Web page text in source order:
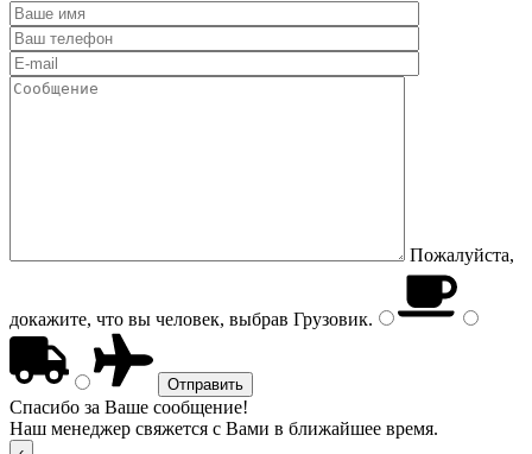
Пожалуйста,
докажите, что вы человек, выбрав Грузовик.
Спасибо за Ваше сообщение!
Наш менеджер свяжется с Вами в ближайшее время.